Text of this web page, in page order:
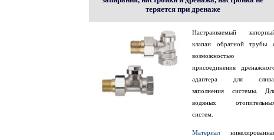
теряется при дренаже
Настраиваемый
клапан обратной трубы
возможностью
присоединения
адаптера для
заполнения системы.
водяных
систем.
Материал